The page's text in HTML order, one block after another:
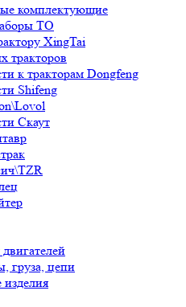
комплектующие
ТО
XingTai
тракторов
к тракторам Dongfeng
Shifeng
Скаут
груза, цепи